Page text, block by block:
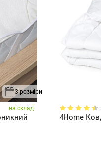
3 розміри
на складі
4Home